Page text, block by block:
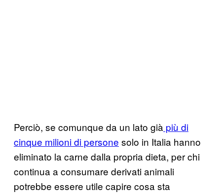
Perciò, se comunque da un lato già più di
cinque milioni di persone solo in Italia hanno
eliminato la carne dalla propria dieta, per chi
continua a consumare derivati animali
potrebbe essere utile capire cosa sta